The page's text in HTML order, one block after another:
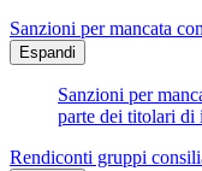
Sanzioni per mancata
Espandi
Sanzioni per
parte dei titolari
Rendiconti gruppi